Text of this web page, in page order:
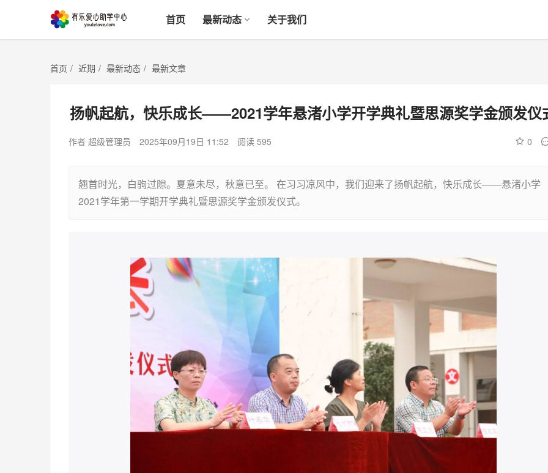
首页 最新动态 关于我们
首页 / 近期 / 最新动态 / 最新文章
扬帆起航，快乐成长——2021学年悬渚小学开学典礼暨思源奖学金颁发仪
作者 超级管理员 2025年09月19日 11:52 阅读 595 0
翘首时光，白驹过隙。夏意未尽，秋意已至。 在习习凉风中，我们迎来了扬帆起航，快乐成长——悬渚小学
2021学年第一学期开学典礼暨思源奖学金颁发仪式。